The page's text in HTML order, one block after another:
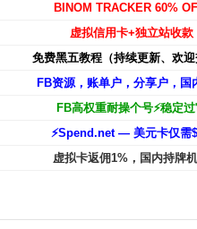
BINOM TRACKER 60%
虚拟信用卡+独立站收款
免费黑五教程（持续更新、欢
FB资源，账单户，分享户，国
FB高权重耐操个号⚡️稳定
⚡️Spend.net — 美元卡仅需
虚拟卡返佣1%，国内持牌